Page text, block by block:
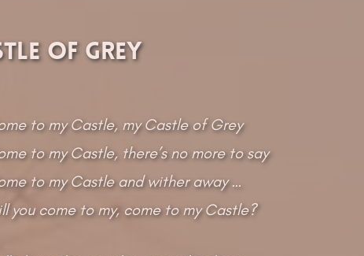
of Grey
to my Castle, my Castle of Grey
to my Castle, there’s no more to say
to my Castle and wither away …
you come to my, come to my Castle?